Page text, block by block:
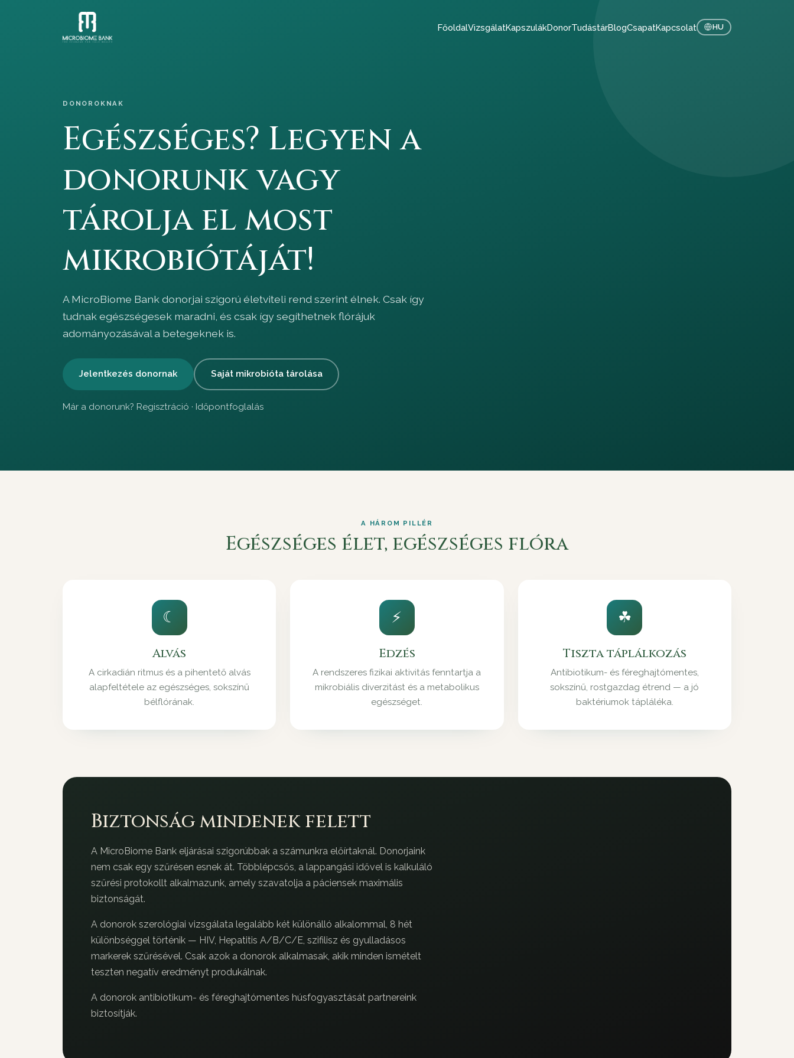
FőoldalVizsgálatKapszulákDonorTudástárBlogCsapatKapcsolat HU
DONOROKNAK
Egészséges? Legyen a
donorunk vagy
tárolja el most
mikrobiótáját!
A MicroBiome Bank donorjai szigorú életviteli rend szerint élnek. Csak így
tudnak egészségesek maradni, és csak így segíthetnek flórájuk
adományozásával a betegeknek is.
Jelentkezés donornak Saját mikrobióta tárolása
Már a donorunk? Regisztráció · Időpontfoglalás
A HÁROM PILLÉR
Egészséges élet, egészséges flóra
☾
Alvás
A cirkadián ritmus és a pihentető alvás
alapfeltétele az egészséges, sokszínű
bélflórának.
⚡
Edzés
A rendszeres fizikai aktivitás fenntartja a
mikrobiális diverzitást és a metabolikus
egészséget.
☘
Tiszta táplálkozás
Antibiotikum- és féreghajtómentes,
sokszínű, rostgazdag étrend — a jó
baktériumok tápláléka.
Biztonság mindenek felett
A MicroBiome Bank eljárásai szigorúbbak a számunkra előírtaknál. Donorjaink
nem csak egy szűrésen esnek át. Többlépcsős, a lappangási idővel is kalkuláló
szűrési protokollt alkalmazunk, amely szavatolja a páciensek maximális
biztonságát.
A donorok szerológiai vizsgálata legalább két különálló alkalommal, 8 hét
különbséggel történik — HIV, Hepatitis A/B/C/E, szifilisz és gyulladásos
markerek szűrésével. Csak azok a donorok alkalmasak, akik minden ismételt
teszten negatív eredményt produkálnak.
A donorok antibiotikum- és féreghajtómentes húsfogyasztását partnereink
biztosítják.